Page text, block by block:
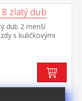
zlatý dub
dub 2 menší
s kuličkovými